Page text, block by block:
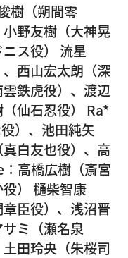
樹（朔間零
野友樹（大神晃
ス役） 流星
西山宏太朗（深
鉄虎役）、渡辺
仙石忍役） Ra*
）、池田純矢
真白友也役）、高
高橋広樹（斎宮
） 樋柴智康
章臣役）、浅沼晋
ミ（瀬名泉
田玲央（朱桜司